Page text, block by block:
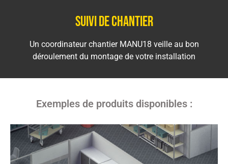
Suivi de chantier
Un coordinateur chantier MANU18 veille au bon
déroulement du montage de votre installation
Exemples de produits disponibles :